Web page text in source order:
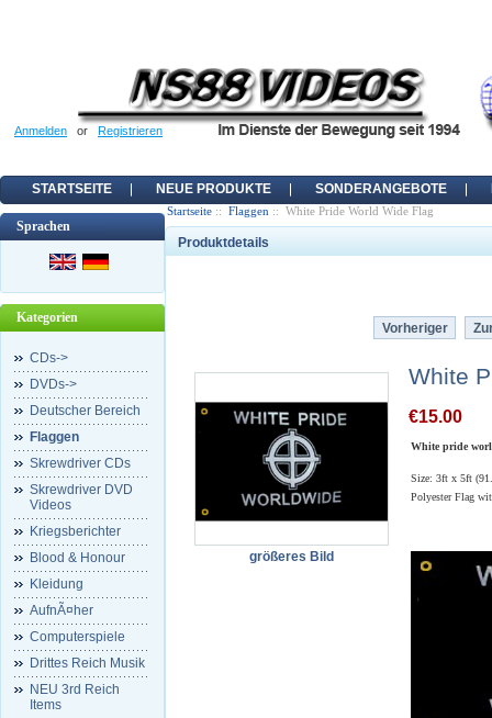
Anmelden or Registrieren
STARTSEITE NEUE PRODUKTE SONDERANGEBOTE
Sprachen
Kategorien
CDs->
DVDs->
Deutscher Bereich
Flaggen
Skrewdriver CDs
Skrewdriver DVD
Videos
Kriegsberichter
Blood & Honour
Kleidung
AufnÃ¤her
Computerspiele
Drittes Reich Musik
NEU 3rd Reich
Items
Startseite :: Flaggen :: White Pride World Wide Flag
Produktdetails
Vorheriger
größeres Bild
White
€15.00
White pride
Size: 3ft x 5ft
Polyester Flag